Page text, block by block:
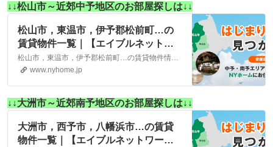
↓↓松山市～近郊中予地区のお部屋探しは↓↓
松山市，東温市，伊予郡松前町…の
賃貸物件一覧｜【エイブルネットワ
ーク】(株)NYホーム 松山市・大洲
市の賃貸・不動産
松山市，東温市，伊予郡松前町…の賃貸物件情報は、こちらに掲載しております。株式会社NYホームが自信を持ってご紹介する物件ばかりとなっております。お客様のニーズにそった物件が見つかりましたら、弊社までお気軽にお問い合わせください。
www.nyhome.jp
↓↓大洲市～近郊南予地区のお部屋探しは↓↓
大洲市，西予市，八幡浜市…の賃貸
物件一覧｜【エイブルネットワー